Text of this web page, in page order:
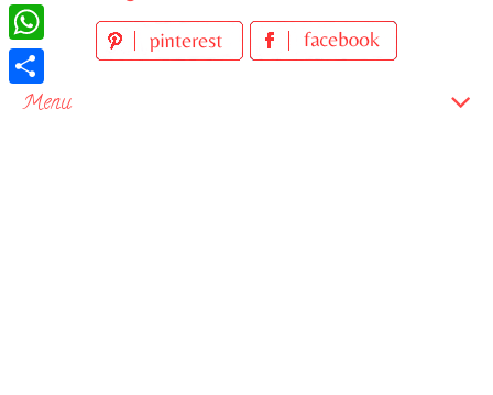
Menu
Facebook
WhatsApp
Teilen